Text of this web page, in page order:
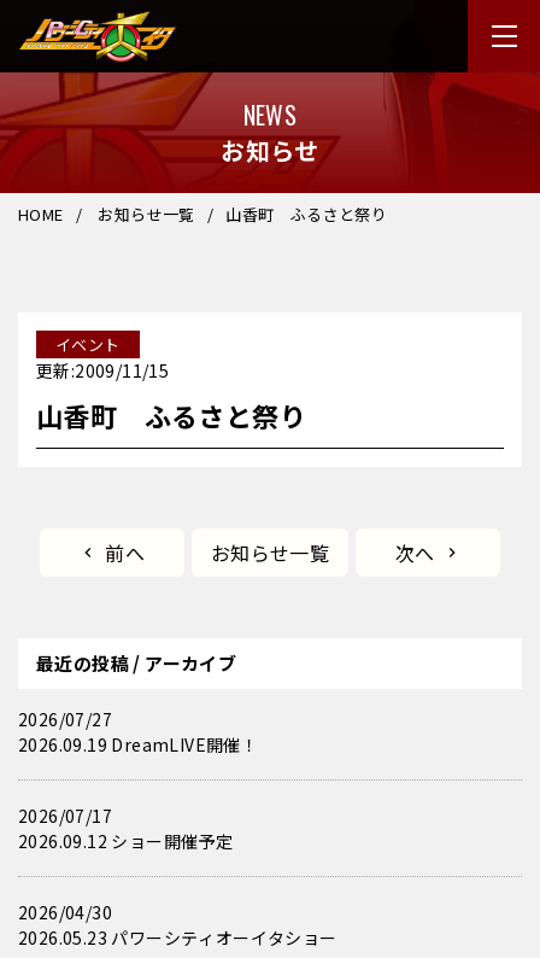
NEWS
お知らせ
HOME お知らせ一覧 山香町 ふるさと祭り
イベント
更新:2009/11/15
山香町 ふるさと祭り
前へ お知らせ一覧 次へ
最近の投稿 / アーカイブ
2026/07/27
2026.09.19 DreamLIVE開催！
2026/07/17
2026.09.12 ショー開催予定
2026/04/30
2026.05.23 パワーシティオーイタショー